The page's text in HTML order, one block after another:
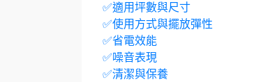
✅適用坪數與尺寸
✅使用方式與擺放彈性
✅省電效能
✅噪音表現
✅清潔與保養